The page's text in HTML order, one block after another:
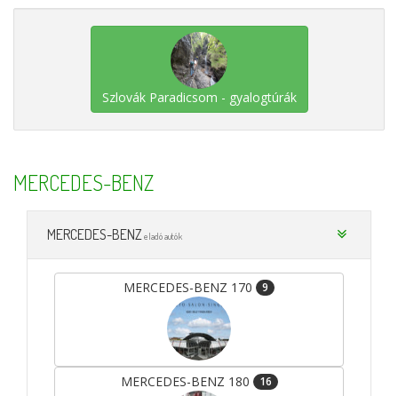
Szlovák Paradicsom - gyalogtúrák
MERCEDES-BENZ
MERCEDES-BENZeladó autók
MERCEDES-BENZ 170 9
MERCEDES-BENZ 180 16